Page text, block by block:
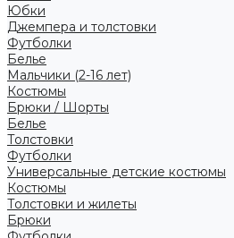
Юбки
Джемпера и толстовки
Футболки
Белье
Мальчики (2-16 лет)
Костюмы
Брюки / Шорты
Белье
Толстовки
Футболки
Универсальные детские костюмы
Костюмы
Толстовки и жилеты
Брюки